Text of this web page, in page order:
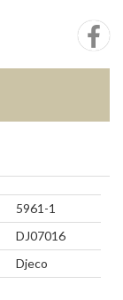
5961-1
DJ07016
Djeco